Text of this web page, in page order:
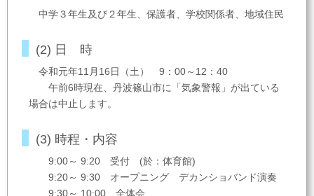
中学３年生及び２年生、保護者、学校関係者、地域住民
(2) 日 時
令和元年11月16日（土） 9：00～12：40
午前6時現在、丹波篠山市に「気象警報」が出ている
場合は中止します。
(3) 時程・内容
9:00～ 9:20 受付 (於：体育館)
9:20～ 9:30 オープニング デカンショバンド演奏
9:30～ 10:00 全体会